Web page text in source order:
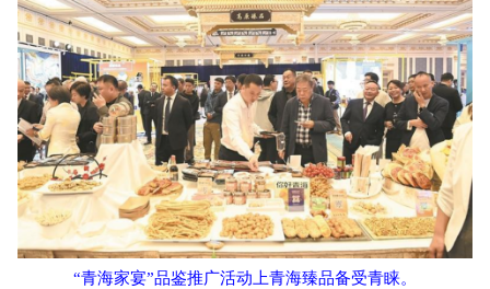
“青海家宴”品鉴推广活动上青海臻品备受青睐。